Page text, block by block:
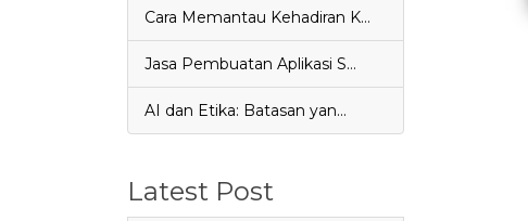
Cara Memantau Kehadiran K…
Jasa Pembuatan Aplikasi S…
AI dan Etika: Batasan yan…
Latest Post